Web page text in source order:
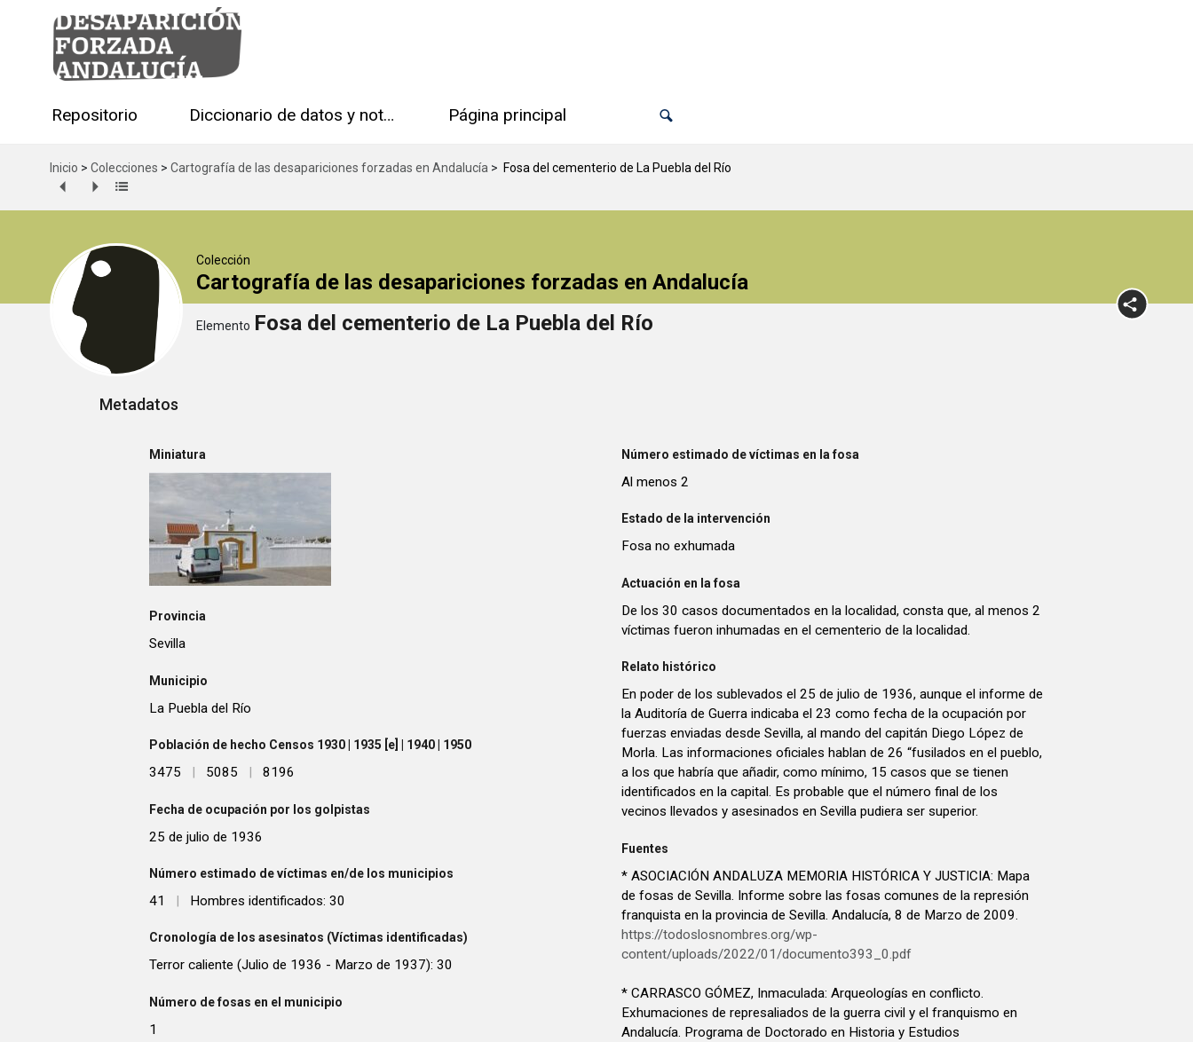
Repositorio Diccionario de datos y notas técnicas Página principal
Inicio > Colecciones > Cartografía de las desapariciones forzadas en Andalucía > Fosa del cementerio de La Puebla del Río
Colección
Cartografía de las desapariciones forzadas en Andalucía
Elemento Fosa del cementerio de La Puebla del Río
Metadatos
Miniatura
Provincia
Sevilla
Municipio
La Puebla del Río
Población de hecho Censos 1930 | 1935 [e] | 1940 | 1950
3475 | 5085 | 8196
Fecha de ocupación por los golpistas
25 de julio de 1936
Número estimado de víctimas en/de los municipios
41 | Hombres identificados: 30
Cronología de los asesinatos (Víctimas identificadas)
Terror caliente (Julio de 1936 - Marzo de 1937): 30
Número de fosas en el municipio
1
Número estimado de víctimas en la fosa
Al menos 2
Estado de la intervención
Fosa no exhumada
Actuación en la fosa
De los 30 casos documentados en la localidad, consta que, al menos 2
víctimas fueron inhumadas en el cementerio de la localidad.
Relato histórico
En poder de los sublevados el 25 de julio de 1936, aunque el informe de
la Auditoría de Guerra indicaba el 23 como fecha de la ocupación por
fuerzas enviadas desde Sevilla, al mando del capitán Diego López de
Morla. Las informaciones oficiales hablan de 26 “fusilados en el pueblo,
a los que habría que añadir, como mínimo, 15 casos que se tienen
identificados en la capital. Es probable que el número final de los
vecinos llevados y asesinados en Sevilla pudiera ser superior.
Fuentes
* ASOCIACIÓN ANDALUZA MEMORIA HISTÓRICA Y JUSTICIA: Mapa
de fosas de Sevilla. Informe sobre las fosas comunes de la represión
franquista en la provincia de Sevilla. Andalucía, 8 de Marzo de 2009.
https://todoslosnombres.org/wp-
content/uploads/2022/01/documento393_0.pdf
* CARRASCO GÓMEZ, Inmaculada: Arqueologías en conflicto.
Exhumaciones de represaliados de la guerra civil y el franquismo en
Andalucía. Programa de Doctorado en Historia y Estudios